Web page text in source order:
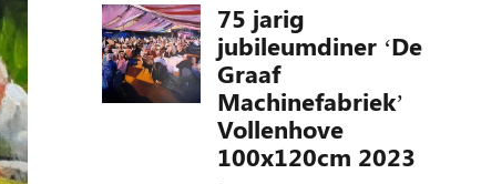
75 jarig
jubileumdiner ‘De
Graaf
Machinefabriek’
Vollenhove
100x120cm 2023